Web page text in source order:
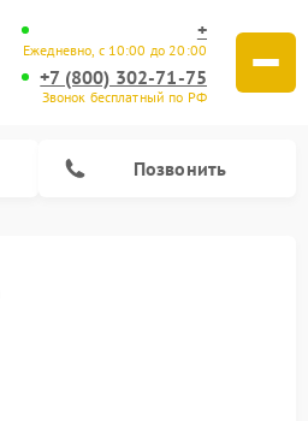
+
Ежедневно, с 10:00 до 20:00
+7 (800) 302-71-75
Звонок бесплатный по РФ
Позвонить